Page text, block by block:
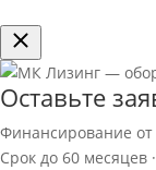
Оставьте
Финансирование от
Срок до 60